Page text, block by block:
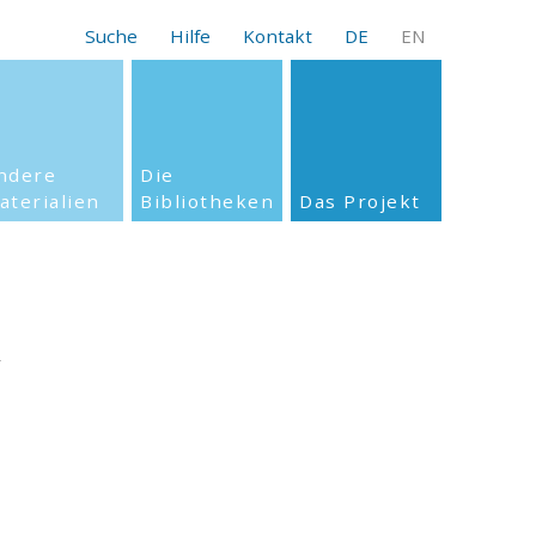
Suche Hilfe Kontakt DE EN
Die
Bibliotheken
Das Projekt